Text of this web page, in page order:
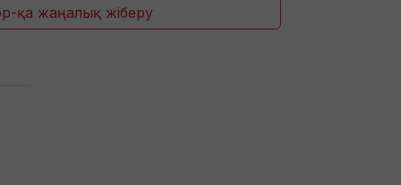
қа жаңалық жіберу